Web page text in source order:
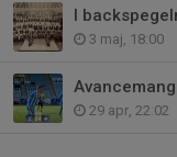
3 maj, 18:00
29 apr, 22:02